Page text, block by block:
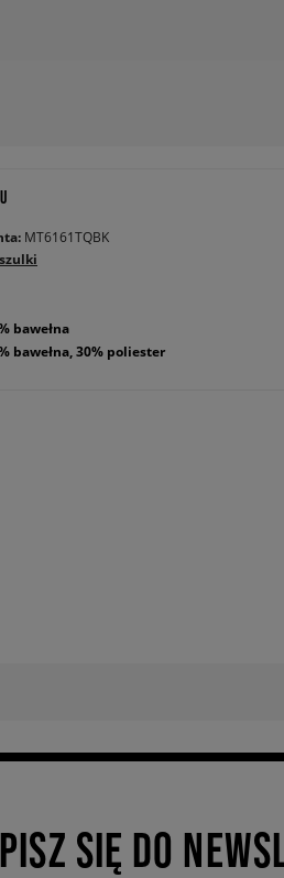
MT6161TQBK
bawełna
bawełna, 30% poliester
SIĘ DO